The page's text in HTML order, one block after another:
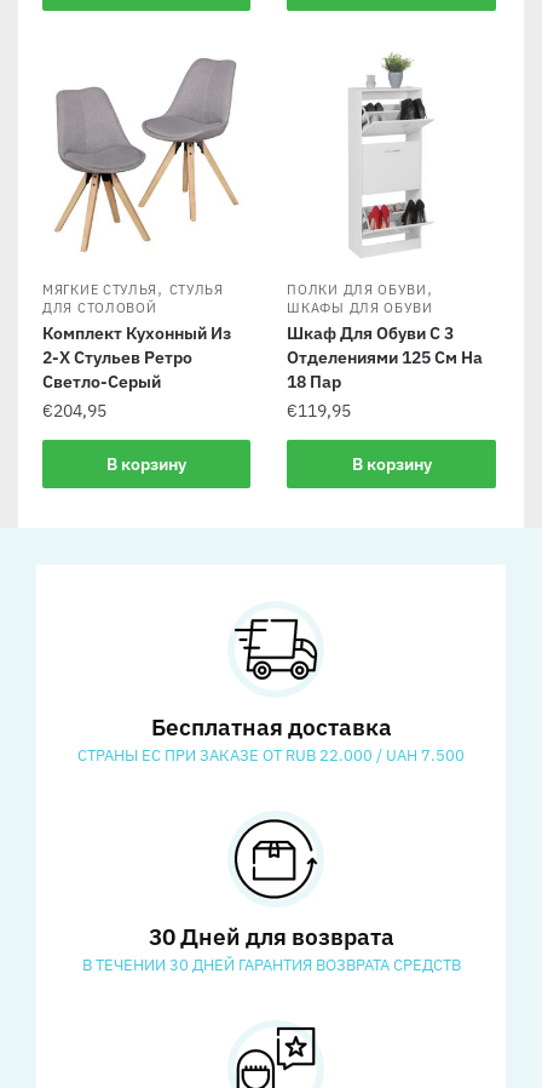
МЯГКИЕ СТУЛЬЯ , СТУЛЬЯ
ДЛЯ СТОЛОВОЙ
Комплект Кухонный Из
2-Х Стульев Ретро
Светло-Серый
€204,95
В корзину
ПОЛКИ ДЛЯ ОБУВИ ,
ШКАФЫ ДЛЯ ОБУВИ
Шкаф Для Обуви С 3
Отделениями 125 См На
18 Пар
€119,95
В корзину
Бесплатная доставка
СТРАНЫ ЕС ПРИ ЗАКАЗЕ ОТ RUB 22.000 / UAH 7.500
30 Дней для возврата
В ТЕЧЕНИИ 30 ДНЕЙ ГАРАНТИЯ ВОЗВРАТА СРЕДСТВ